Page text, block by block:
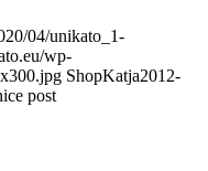
04/unikato_1-
wp-
ShopKatja2012-
post